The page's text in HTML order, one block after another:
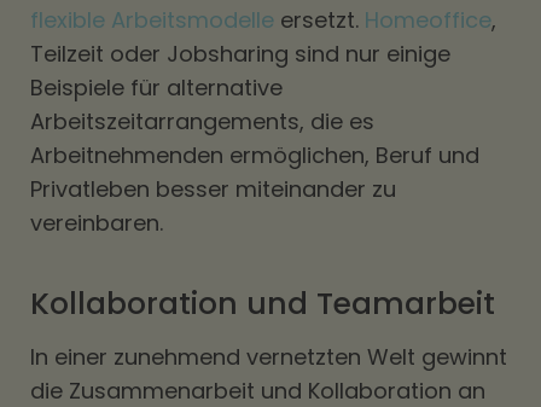
flexible Arbeitsmodelle ersetzt. Homeoffice,
Teilzeit oder Jobsharing sind nur einige
Beispiele für alternative
Arbeitszeitarrangements, die es
Arbeitnehmenden ermöglichen, Beruf und
Privatleben besser miteinander zu
vereinbaren.
Kollaboration und Teamarbeit
In einer zunehmend vernetzten Welt gewinnt
die Zusammenarbeit und Kollaboration an